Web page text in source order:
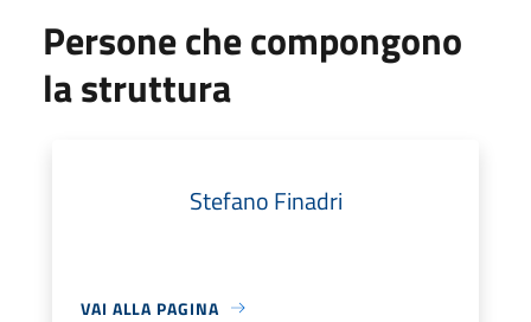
Persone che compongono
la struttura
Stefano Finadri
VAI ALLA PAGINA